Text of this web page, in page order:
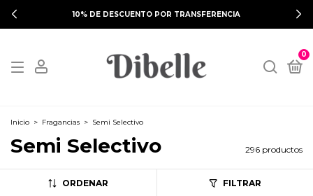
¡HASTA 3 CUOTAS SIN INTERÉS!
0
Inicio > Fragancias > Semi Selectivo
Semi Selectivo 296 productos
ORDENAR FILTRAR